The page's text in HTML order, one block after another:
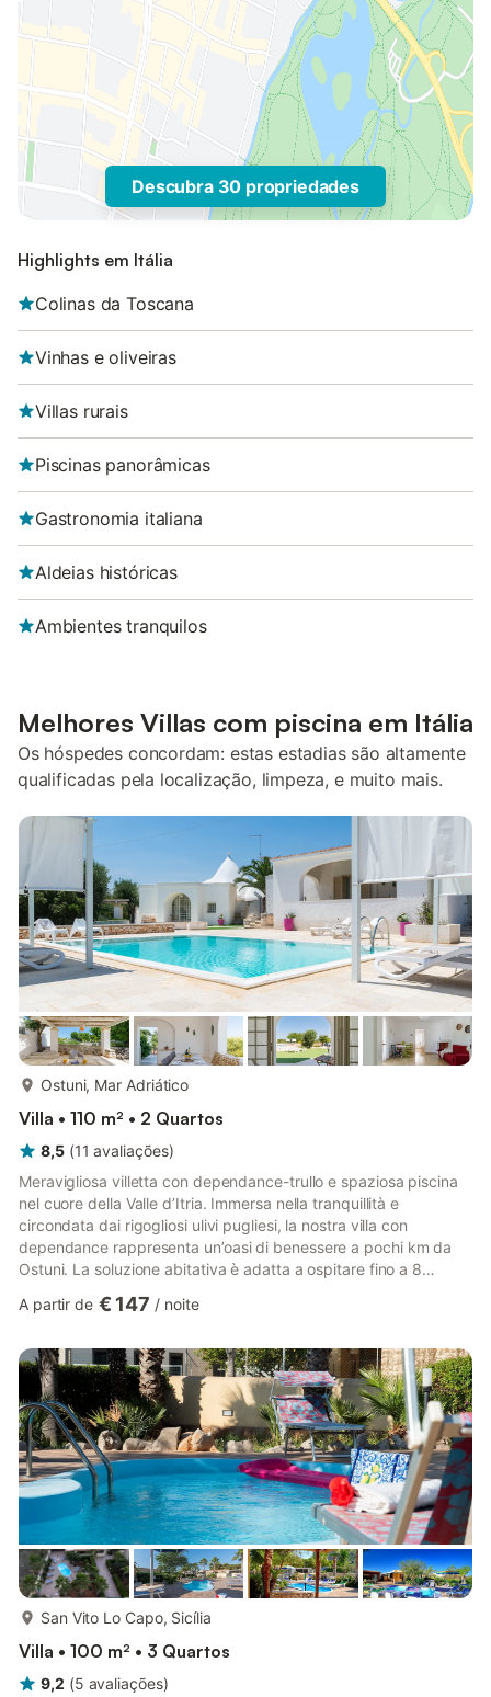
Descubra 30 propriedades
Highlights em Itália
Colinas da Toscana
Vinhas e oliveiras
Villas rurais
Piscinas panorâmicas
Gastronomia italiana
Aldeias históricas
Ambientes tranquilos
Melhores Villas com piscina em Itália
Os hóspedes concordam: estas estadias são altamente
qualificadas pela localização, limpeza, e muito mais.
Ostuni, Mar Adriático
Villa • 110 m² • 2 Quartos
8,5 (11 avaliações)
Meravigliosa villetta con dependance-trullo e spaziosa piscina
nel cuore della Valle d’Itria. Immersa nella tranquillità e
circondata dai rigogliosi ulivi pugliesi, la nostra villa con
dependance rappresenta un’oasi di benessere a pochi km da
Ostuni. La soluzione abitativa è adatta a ospitare fino a 8
a ciascuno, essendo costituita da due complessi indipendenti:
perfetta per famiglie, così come per gruppi di amici. Le due
strutture si estendono su un’ampia supe...
A partir de € 147 / noite
San Vito Lo Capo, Sicília
Villa • 100 m² • 3 Quartos
9,2 (5 avaliações)